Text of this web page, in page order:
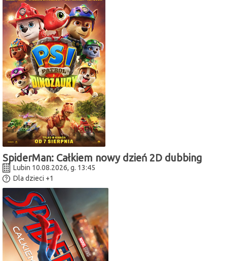
SpiderMan: Całkiem nowy dzień 2D dubbing
Lubin 10.08.2026, g. 13:45
Dla dzieci +1